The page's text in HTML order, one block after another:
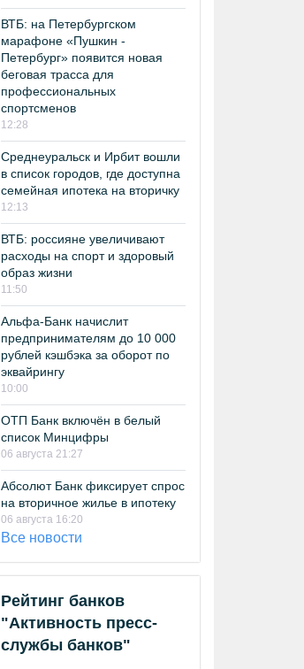
ВТБ: на Петербургском
марафоне «Пушкин -
Петербург» появится новая
беговая трасса для
профессиональных
спортсменов
12:28
Среднеуральск и Ирбит вошли
в список городов, где доступна
семейная ипотека на вторичку
12:13
ВТБ: россияне увеличивают
расходы на спорт и здоровый
образ жизни
11:50
Альфа-Банк начислит
предпринимателям до 10 000
рублей кэшбэка за оборот по
эквайрингу
10:00
ОТП Банк включён в белый
список Минцифры
06 августа 21:27
Абсолют Банк фиксирует спрос
на вторичное жилье в ипотеку
06 августа 16:20
Все новости
Рейтинг банков
"Активность пресс-
службы банков"